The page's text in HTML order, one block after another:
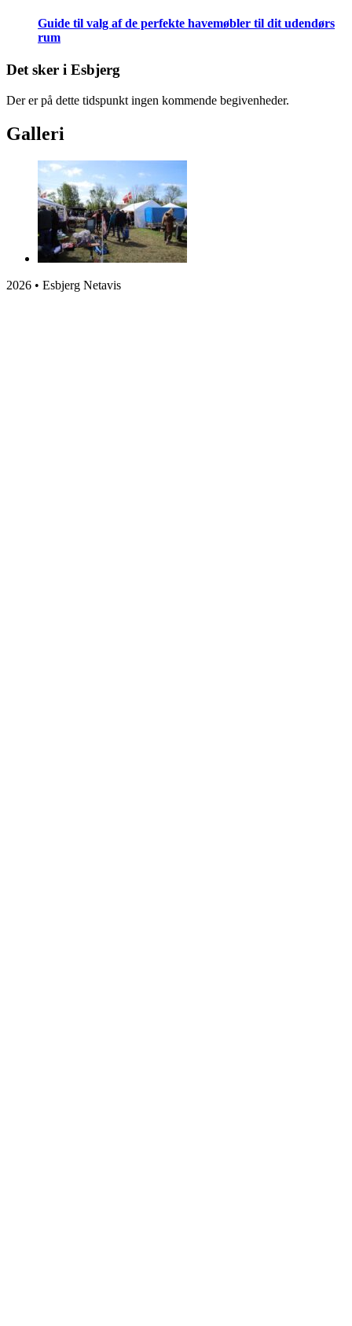
Guide til valg af de perfekte havemøbler til dit udendørs
rum
Det sker i Esbjerg
Der er på dette tidspunkt ingen kommende begivenheder.
Galleri
2026 • Esbjerg Netavis